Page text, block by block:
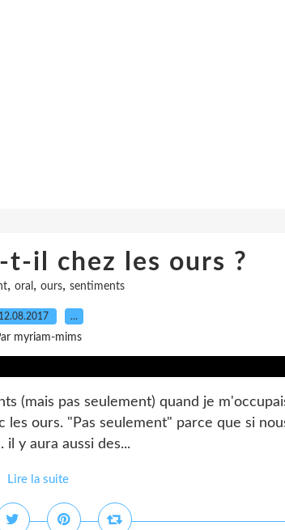
t-il chez les ours ?
, oral , ours, sentiments
12.08.2017 …
myriam-mims
(mais pas seulement) quand je
les ours. "Pas seulement" parce que si
y aura aussi des...
Lire la suite